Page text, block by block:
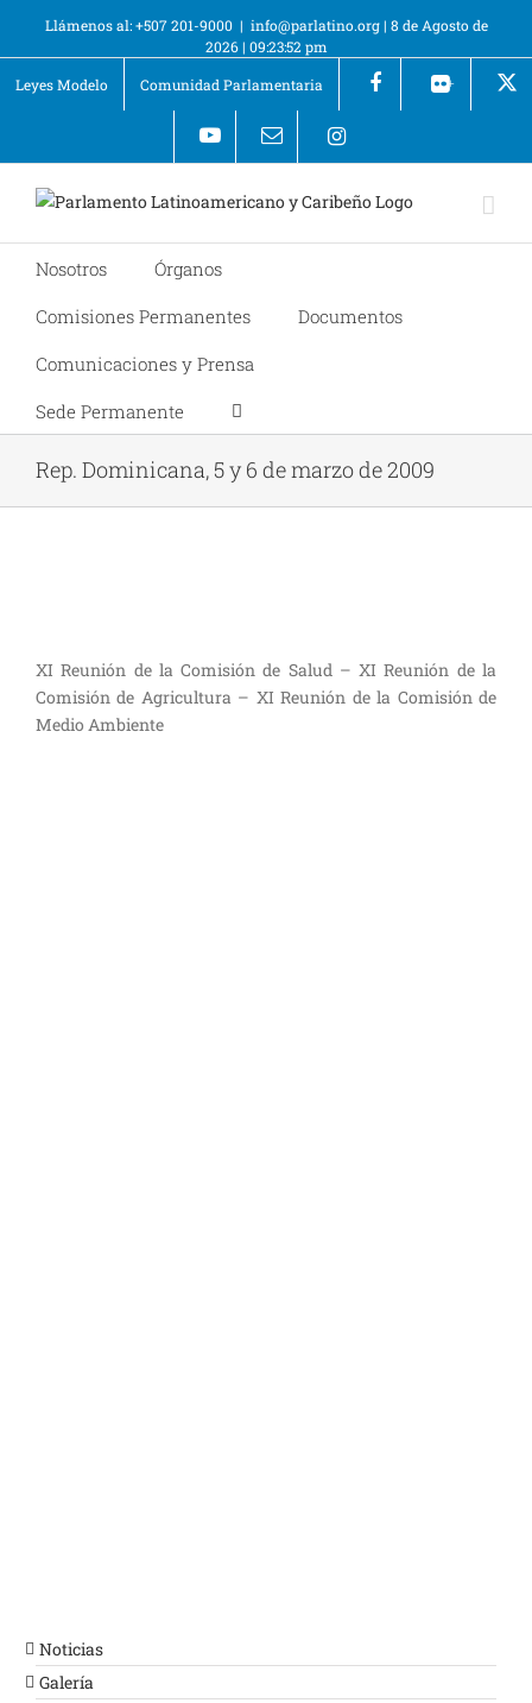
Llámenos al: +507 201-9000 | info@parlatino.org| 8 de Agosto de
2026 | 09:23:52 pm
Leyes Modelo
Comunidad Parlamentaria +
Nosotros
Órganos
Comisiones Permanentes
Documentos
Comunicaciones y Prensa
Sede Permanente
Rep. Dominicana, 5 y 6 de marzo de 2009
XI Reunión de la Comisión de Salud – XI Reunión de la
Comisión de Agricultura – XI Reunión de la Comisión de
Medio Ambiente
Noticias
Galería